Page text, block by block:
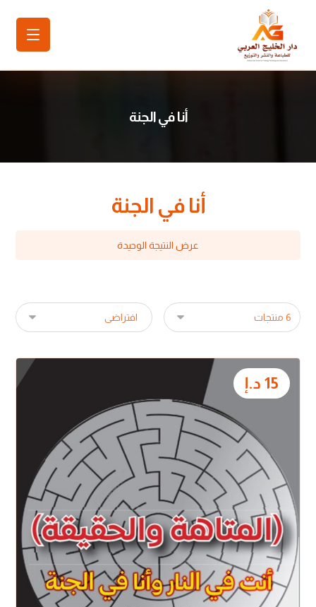
أنا في الجنة
أنا في الجنة
عرض النتيجة الوحيدة
15 د.إ